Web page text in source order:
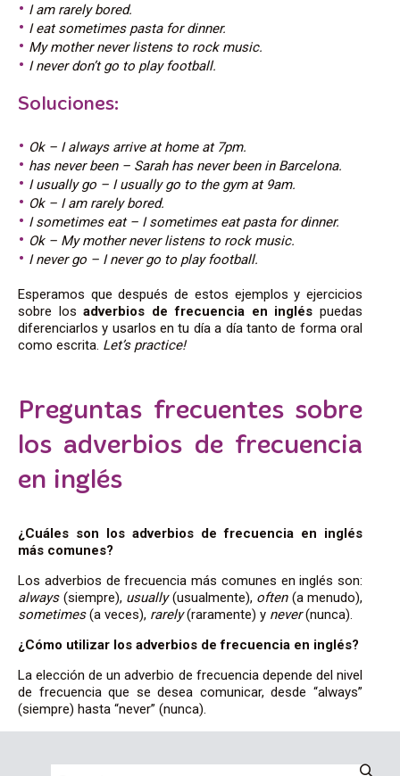
I am rarely bored.
I eat sometimes pasta for dinner.
My mother never listens to rock music.
I never don’t go to play football.
Soluciones:
Ok – I always arrive at home at 7pm.
has never been – Sarah has never been in Barcelona.
I usually go – I usually go to the gym at 9am.
Ok – I am rarely bored.
I sometimes eat – I sometimes eat pasta for dinner.
Ok – My mother never listens to rock music.
I never go – I never go to play football.
Esperamos que después de estos ejemplos y ejercicios
sobre losadverbios de frecuencia en inglés puedas
diferenciarlos y usarlos en tu día a día tanto de forma oral
como escrita. Let’s practice!
Preguntas frecuentes sobre
los adverbios de frecuencia
en inglés
¿Cuáles son los adverbios de frecuencia en inglés
más comunes?
Los adverbios de frecuencia más comunes en inglés son:
always (siempre), usually(usualmente), often(a menudo),
sometimes(a veces), rarely(raramente) y never(nunca).
¿Cómo utilizar los adverbios de frecuencia en inglés?
La elección de un adverbio de frecuencia depende del nivel
de frecuencia que se desea comunicar, desde “always”
(siempre) hasta “never” (nunca).